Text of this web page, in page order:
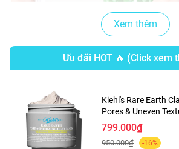
Xem thêm
Ưu đãi HOT 🔥 (Click xem
Kiehl's Rare Earth
Pores & Uneven
799.000₫
950.000₫ -16%